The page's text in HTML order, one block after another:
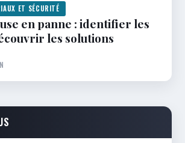
ET SÉCURITÉ
en panne : identifier les
les solutions